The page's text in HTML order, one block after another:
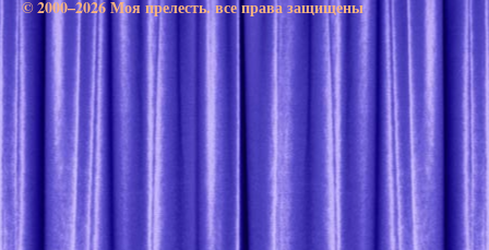
© 2000–2026 Моя прелесть. все права защищены